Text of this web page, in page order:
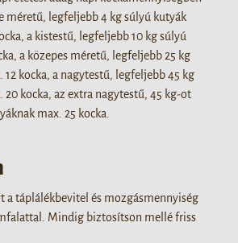
méretű, legfeljebb 4 kg súlyú kutyák
a kistestű, legfeljebb 10 kg súlyú
a közepes méretű, legfeljebb 25 kg
kocka, a nagytestű, legfeljebb 45 kg
20 kocka, az extra nagytestű, 45 kg-ot
max. 25 kocka.
a táplálékbevitel és mozgásmennyiség
Mindig biztosítson mellé friss